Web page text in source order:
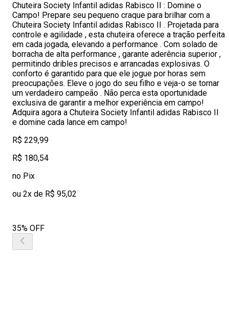
Chuteira Society Infantil adidas Rabisco II : Domine o
Campo! Prepare seu pequeno craque para brilhar com a
Chuteira Society Infantil adidas Rabisco II . Projetada para
controle e agilidade , esta chuteira oferece a tração perfeita
em cada jogada, elevando a performance . Com solado de
borracha de alta performance , garante aderência superior ,
permitindo dribles precisos e arrancadas explosivas. O
conforto é garantido para que ele jogue por horas sem
preocupações. Eleve o jogo do seu filho e veja-o se tornar
um verdadeiro campeão . Não perca esta oportunidade
exclusiva de garantir a melhor experiência em campo!
Adquira agora a Chuteira Society Infantil adidas Rabisco II
e domine cada lance em campo!
R$ 229,99
R$ 180,54
no Pix
ou 2x de R$ 95,02
35% OFF